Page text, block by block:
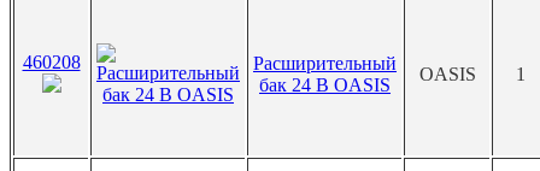
460208
Расширительный
бак 24 В OASIS
OASIS 1